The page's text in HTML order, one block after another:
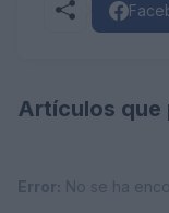
Artículos que
Error: No se ha